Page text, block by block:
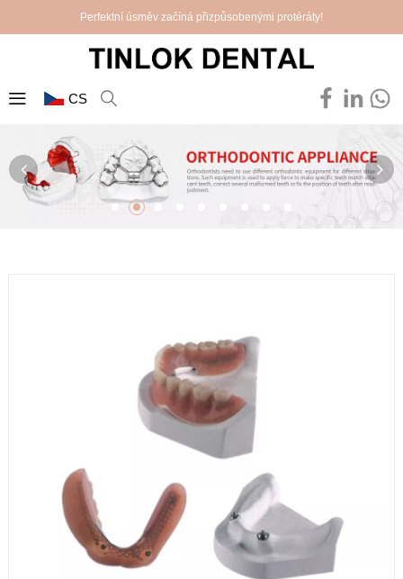
Perfektní úsměv začíná přizpůsobenými protéráty!
CS